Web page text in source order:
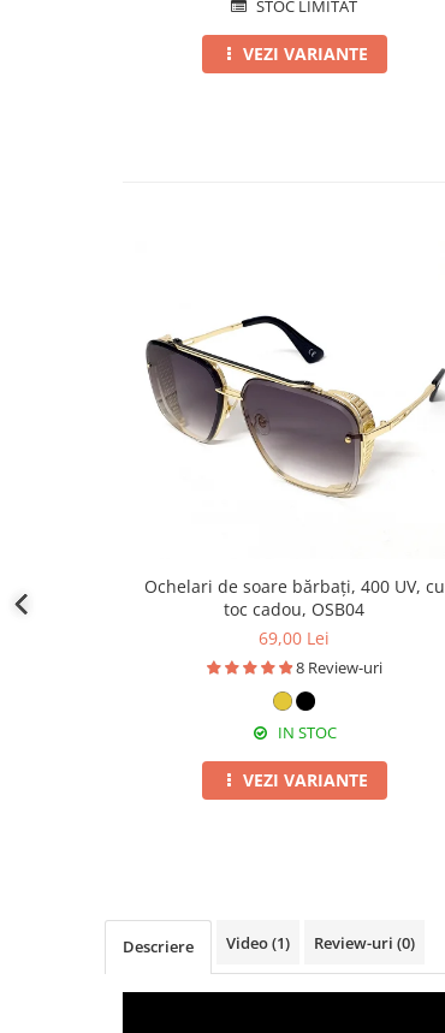
STOC LIMITAT
VEZI VARIANTE
Ochelari de soare bărbați, 400 UV, cu
toc cadou, OSB04
69,00 Lei
8 Review-uri
IN STOC
VEZI VARIANTE
Descriere Video(1) Review-uri (0)